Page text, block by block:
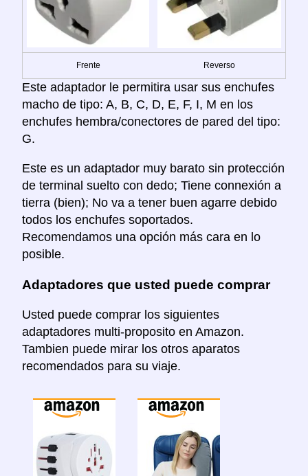
Frente Reverso
Este adaptador le permitira usar sus enchufes
macho de tipo: A, B, C, D, E, F, I, M en los
enchufes hembra/conectores de pared del tipo:
G.
Este es un adaptador muy barato sin protección
de terminal suelto con dedo; Tiene connexión a
tierra (bien); No va a tener buen agarre debido
todos los enchufes soportados.
Recomendamos una opción más cara en lo
posible.
Adaptadores que usted puede comprar
Usted puede comprar los siguientes
adaptadores multi-proposito en Amazon.
Tambien puede mirar los otros aparatos
recomendados para su viaje.